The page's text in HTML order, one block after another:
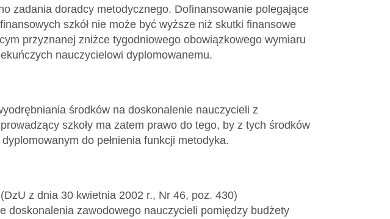
zadania doradcy metodycznego. Dofinansowanie polegające
szkół nie może być wyższe niż skutki finansowe
przyznanej zniżce tygodniowego obowiązkowego wymiaru
nauczycielowi dyplomowanemu.
środków na doskonalenie nauczycieli z
szkoły ma zatem prawo do tego, by z tych środków
do pełnienia funkcji metodyka.
z dnia 30 kwietnia 2002 r., Nr 46, poz. 430)
doskonalenia zawodowego nauczycieli pomiędzy budżety